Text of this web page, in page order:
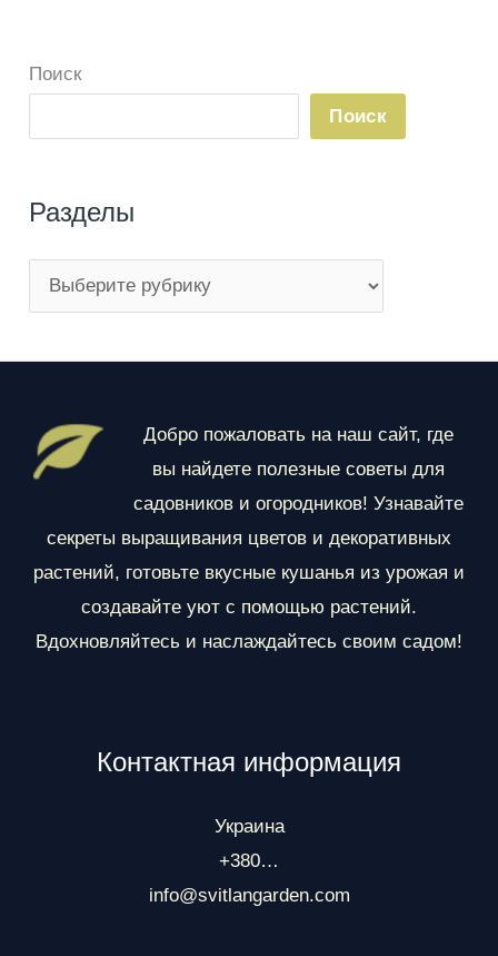
Поиск
Поиск
Разделы
а
л
Добро пожаловать на наш сайт, где
вы найдете полезные советы для
садовников и огородников! Узнавайте
секреты выращивания цветов и декоративных
растений, готовьте вкусные кушанья из урожая и
создавайте уют с помощью растений.
Вдохновляйтесь и наслаждайтесь своим садом!
Контактная информация
Украина
+380…
info@svitlangarden.com